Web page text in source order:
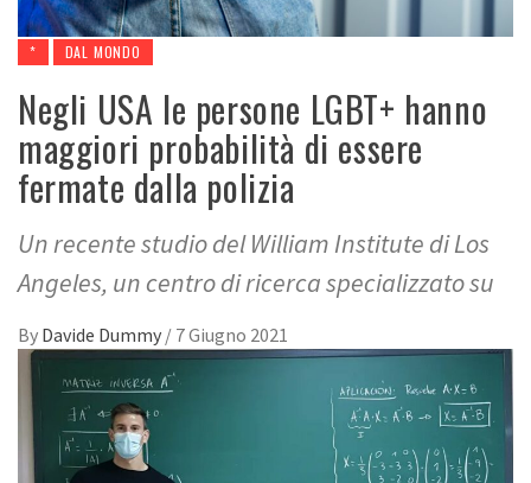
* DAL MONDO
Negli USA le persone LGBT+ hanno
maggiori probabilità di essere
fermate dalla polizia
Un recente studio del William Institute di Los
Angeles, un centro di ricerca specializzato su
By Davide Dummy / 7 Giugno 2021